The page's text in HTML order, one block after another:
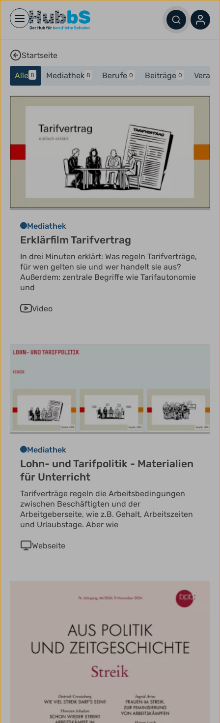
Open main menu
Startseite
Alle 8 Mediathek 8 Berufe 0 Beiträge 0
Mediathek
Erklärfilm Tarifvertrag
In drei Minuten erklärt: Was regeln Tarifverträge,
für wen gelten sie und wer handelt sie aus?
Außerdem: zentrale Begriffe wie Tarifautonomie
und
Video
Mediathek
Lohn- und Tarifpolitik - Materialien
für Unterricht
Tarifverträge regeln die Arbeitsbedingungen
zwischen Beschäftigten und der
Arbeitgeberseite, wie z.B. Gehalt, Arbeitszeiten
und Urlaubstage. Aber wie
Webseite